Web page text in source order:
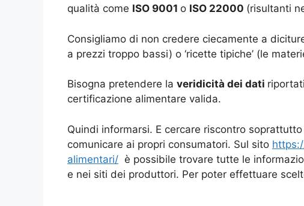
qualità come ISO 9001 o ISO 22000 (risultanti
Consigliamo di non credere ciecamente a
a prezzi troppo bassi) o ‘ricette tipiche’ (le
Bisogna pretendere la veridicità dei dati
certificazione alimentare valida.
Quindi informarsi. E cercare riscontro
comunicare ai propri consumatori. Sul sito
alimentari/ è possibile trovare tutte le
e nei siti dei produttori. Per poter effettuare